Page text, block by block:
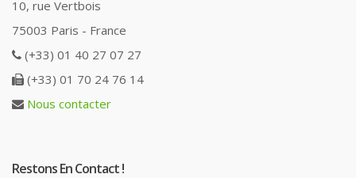
10, rue Vertbois
75003 Paris - France
(+33) 01 40 27 07 27
(+33) 01 70 24 76 14
Nous contacter
Restons En Contact !